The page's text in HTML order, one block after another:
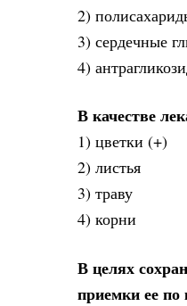
2)
3) сердечные
4)
В качестве
1) цветки (+)
2) листья
3) траву
4) корни
В целях
приемки ее по